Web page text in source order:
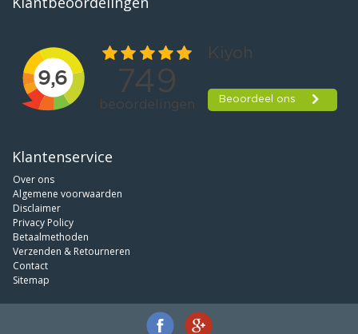
Klantenservice
Over ons
Algemene voorwaarden
Disclaimer
Privacy Policy
Betaalmethoden
Verzenden & Retourneren
Contact
Sitemap